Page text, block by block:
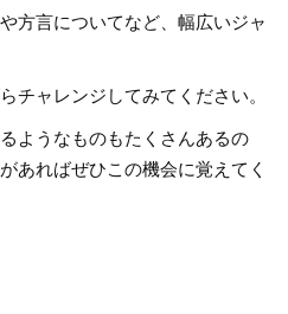
方言についてなど、幅広いジャ
チャレンジしてみてください。
ようなものもたくさんあるの
あればぜひこの機会に覚えてく